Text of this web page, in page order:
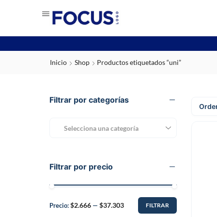
Inicio Shop Productos etiquetados “uni”
Filtrar por categorías
Selecciona una categoría
Filtrar por precio
FILTRAR
Precio:$2.666 — $37.303